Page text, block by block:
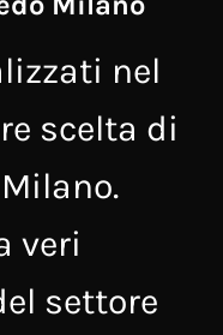
nel
scelta di
veri
settore